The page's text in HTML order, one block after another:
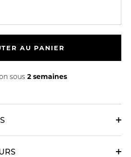
AU PANIER
sous 2 semaines